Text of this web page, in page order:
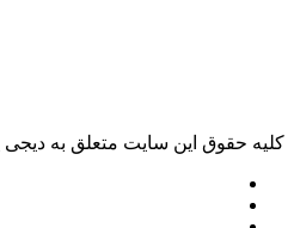
کليه حقوق اين سايت متعلق به